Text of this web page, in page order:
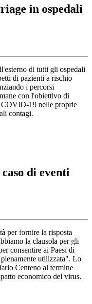
in ospedali
di tutti gli ospedali
di pazienti a rischio
i percorsi
con l'obiettivo di
COVID-19 nelle proprie
contagi.
di eventi
per fornire la risposta
la clausola per gli
consentire ai Paesi di
pienamente utilizzata". Lo
Centeno al termine
economico del virus.